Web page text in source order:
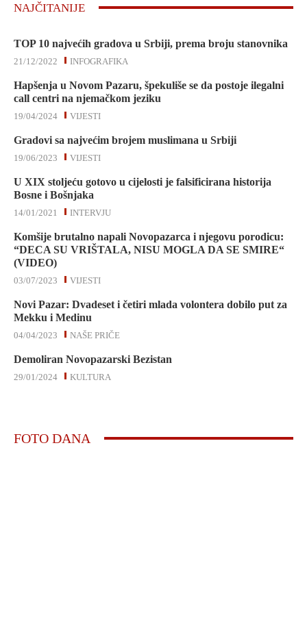
NAJČITANIJE
TOP 10 najvećih gradova u Srbiji, prema broju stanovnika
INFOGRAFIKA
21/12/2022
Hapšenja u Novom Pazaru, špekuliše se da postoje ilegalni
call centri na njemačkom jeziku
VIJESTI
19/04/2024
Gradovi sa najvećim brojem muslimana u Srbiji
VIJESTI
19/06/2023
U XIX stoljeću gotovo u cijelosti je falsificirana historija
Bosne i Bošnjaka
INTERVJU
14/01/2021
Komšije brutalno napali Novopazarca i njegovu porodicu:
“DECA SU VRIŠTALA, NISU MOGLA DA SE SMIRE“
(VIDEO)
VIJESTI
03/07/2023
Novi Pazar: Dvadeset i četiri mlada volontera dobilo put za
Mekku i Medinu
NAŠE PRIČE
04/04/2023
Demoliran Novopazarski Bezistan
KULTURA
29/01/2024
FOTO DANA